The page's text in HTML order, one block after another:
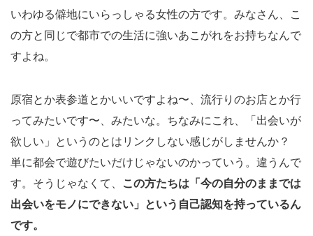
いわゆる僻地にいらっしゃる女性の方です。みなさん、こ
の方と同じで都市での生活に強いあこがれをお持ちなんで
すよね。
原宿とか表参道とかいいですよね〜、流行りのお店とか行
ってみたいです〜、みたいな。ちなみにこれ、「出会いが
欲しい」というのとはリンクしない感じがしませんか？
単に都会で遊びたいだけじゃないのかっていう。違うんで
す。そうじゃなくて、
この方たちは「今の自分のままでは
出会いをモノにできない」という自己認知を持っているん
です。